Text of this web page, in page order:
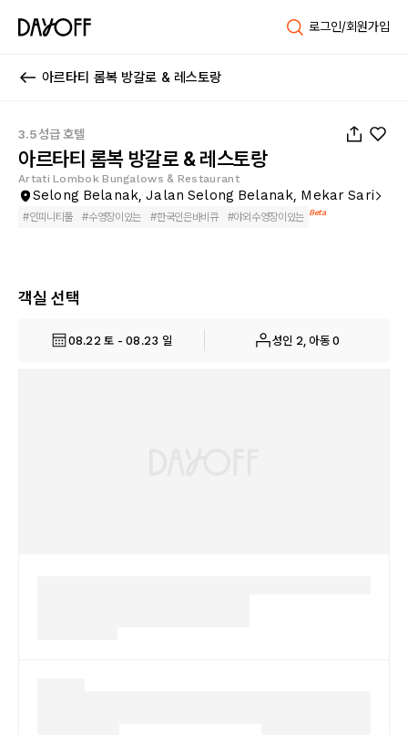
로그인/회원가입
아르타티 롬복 방갈로 & 레스토랑
3.5성급 호텔
아르타티 롬복 방갈로 & 레스토랑
Artati Lombok Bungalows & Restaurant
Selong Belanak, Jalan Selong Belanak, Mekar Sari
#인피니티풀 #수영장이있는 #한국인은바비큐 #야외수영장이있는 Beta
객실 선택
08.22 토 - 08.23 일 성인 2, 아동 0